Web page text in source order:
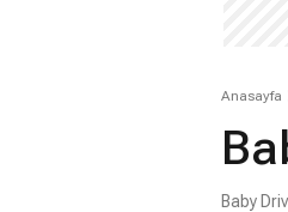
Anasayfa
Baby